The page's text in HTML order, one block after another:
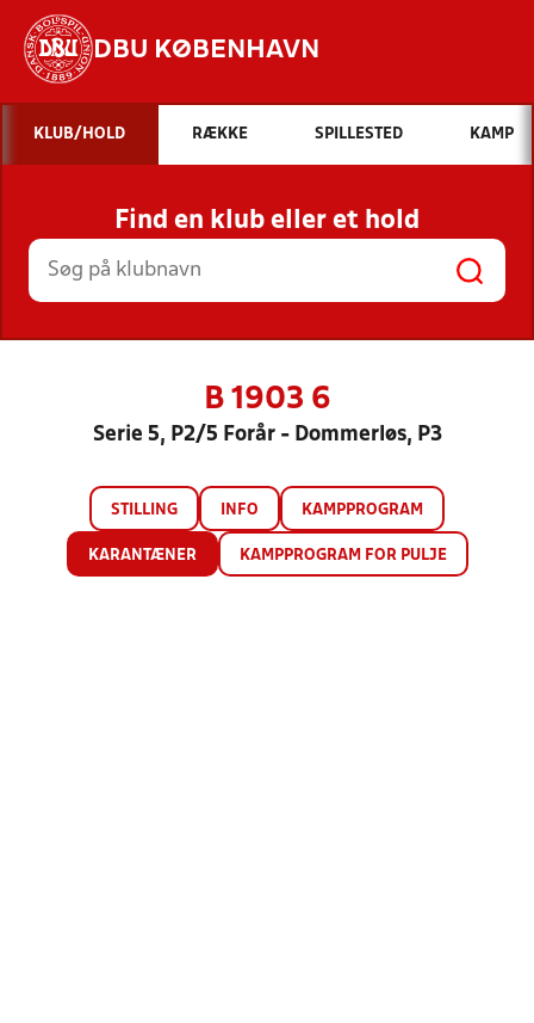
DBU KØBENHAVN
Hvad vil du søge efter?
INDHOLD OG NYHEDER
STILLINGER, RESULTATER, KLUBBER OG
HOLD
KLUB/HOLD RÆKKE SPILLESTED KAMP
Find en klub eller et hold
B 1903 6
Serie 5, P2/5 Forår - Dommerløs, P3
STILLING INFO KAMPPROGRAM
KARANTÆNER KAMPPROGRAM FOR PULJE